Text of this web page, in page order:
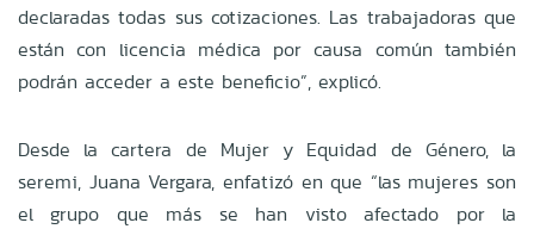
declaradas todas sus cotizaciones. Las trabajadoras que
están con licencia médica por causa común también
podrán acceder a este beneficio”, explicó.
Desde la cartera de Mujer y Equidad de Género, la
seremi, Juana Vergara, enfatizó en que “las mujeres son
el grupo que más se han visto afectado por la